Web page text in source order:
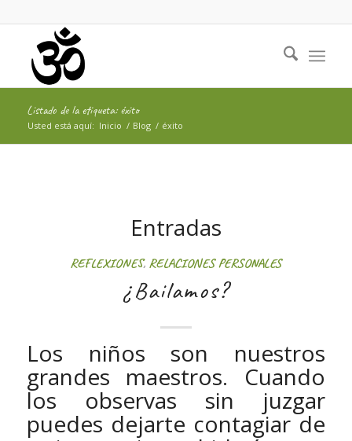
Listado de la etiqueta: éxito
Usted está aquí: Inicio / Blog / éxito
Entradas
REFLEXIONES, RELACIONES PERSONALES
¿Bailamos?
Los niños son nuestros
grandes maestros. Cuando
los observas sin juzgar
puedes dejarte contagiar de